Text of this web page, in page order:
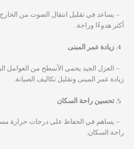
– يساعد في تقليل انتقال الصوت من الخارج
أكثر هدوءًا وراحة.
زيادة عمر المبنى
– العزل الجيد يحمي الأسطح من العوامل
زيادة عمر المبنى وتقليل تكاليف الصيانة.
تحسين راحة السكان
– يساهم في الحفاظ على درجات حرارة
راحة السكان.